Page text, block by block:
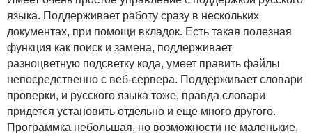
языка. Поддерживает работу сразу в нескольких
документах, при помощи вкладок. Есть такая полезная
функция как поиск и замена, поддерживает
разноцветную подсветку кода, умеет править файлы
непосредственно с веб-сервера. Поддерживает словари
проверки, и русского языка тоже, правда словари
придется установить отдельно и еще много другого.
Программка небольшая, но возможности не маленькие,